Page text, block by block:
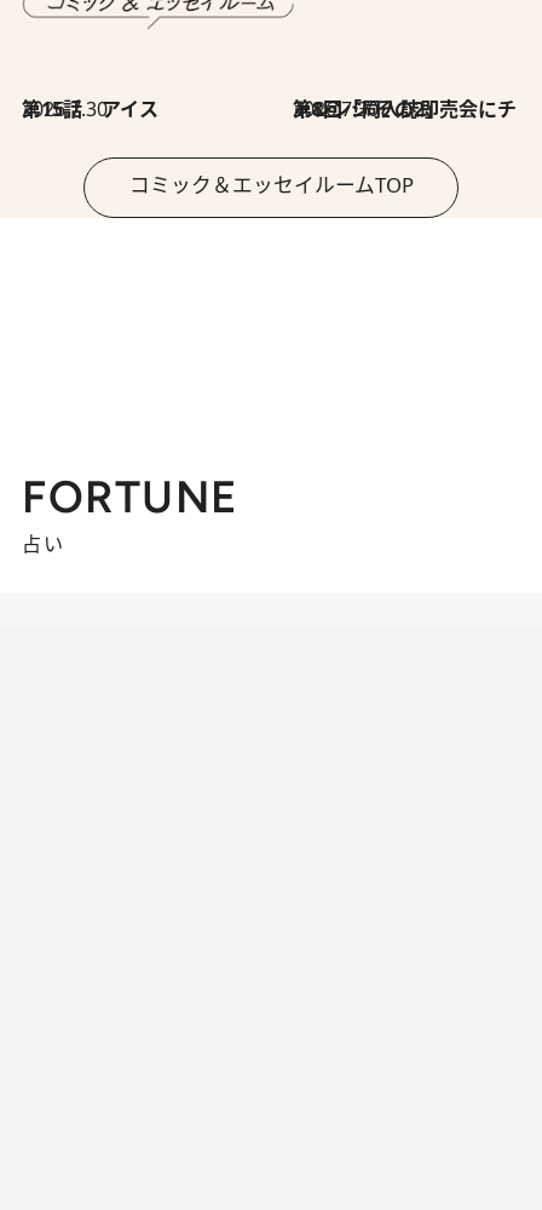
2026.7.30
第15話 アイス 2026.7.30
第8回「同人誌即売会にチャレンジ その2」
コミック＆エッセイルームTOP
FORTUNE
占い